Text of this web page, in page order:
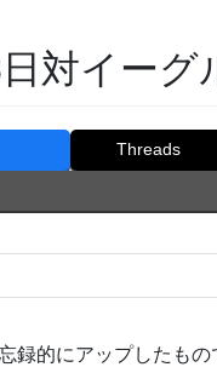
対イーグ
Threads
録的にアップしたも